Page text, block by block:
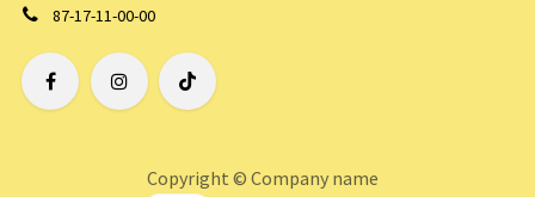
87-17-11-00-00
Copyright © Company name